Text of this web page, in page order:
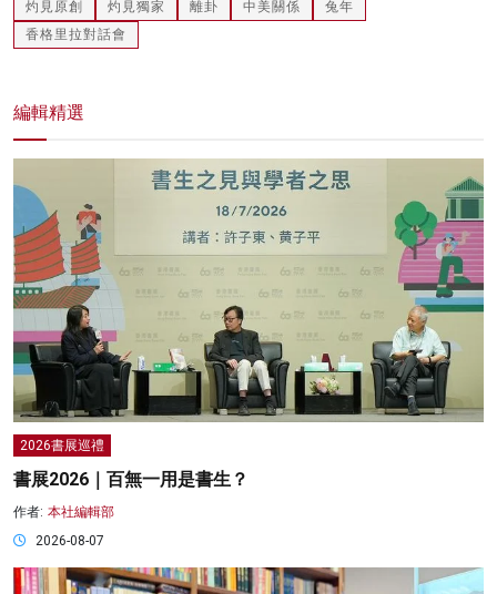
灼見原創 灼見獨家 離卦 中美關係
兔年
香格里拉對話會
編輯精選
2026書展巡禮
書展2026｜百無一用是書生？
作者: 本社編輯部
2026-08-07